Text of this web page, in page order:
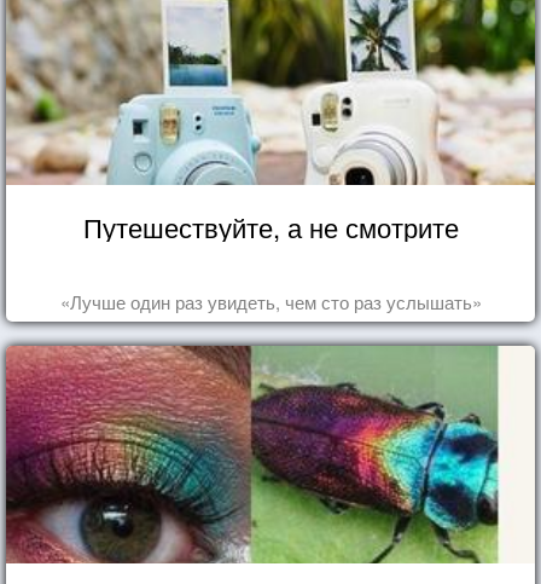
Путешествуйте, а не смотрите
«Лучше один раз увидеть, чем сто раз услышать»